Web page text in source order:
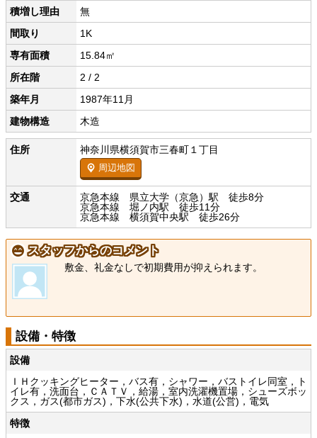
積増し理由
無
間取り
1K
専有面積
15.84㎡
所在階
2 / 2
築年月
1987年11月
建物構造
木造
住所 神奈川県横須賀市三春町１丁目
周辺地図
交通
京急本線 県立大学（京急）駅 徒歩8分
京急本線 堀ノ内駅 徒歩11分
京急本線 横須賀中央駅 徒歩26分
スタッフからのコメント
敷金、礼金なしで初期費用が抑えられます。
設備・特徴
設備
ＩＨクッキングヒーター，バス有，シャワー，バストイレ同室，ト
イレ有，洗面台，ＣＡＴＶ，給湯，室内洗濯機置場，シューズボッ
クス，ガス(都市ガス)，下水(公共下水)，水道(公営)，電気
特徴